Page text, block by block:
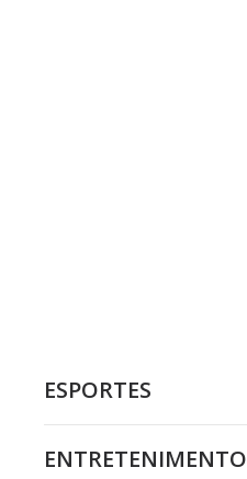
ESPORTES
ENTRETENIMENTO